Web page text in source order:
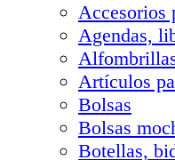
Accesorios
Agendas,
Artículos
Bolsas
Bolsas
Botellas,